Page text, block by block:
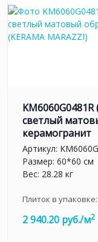
светлый
керамогранит
Артикул:
Размер: 60*60 см
Вес: 28.28 кг
Плиток в упаковке:
2 940.20 руб./м2